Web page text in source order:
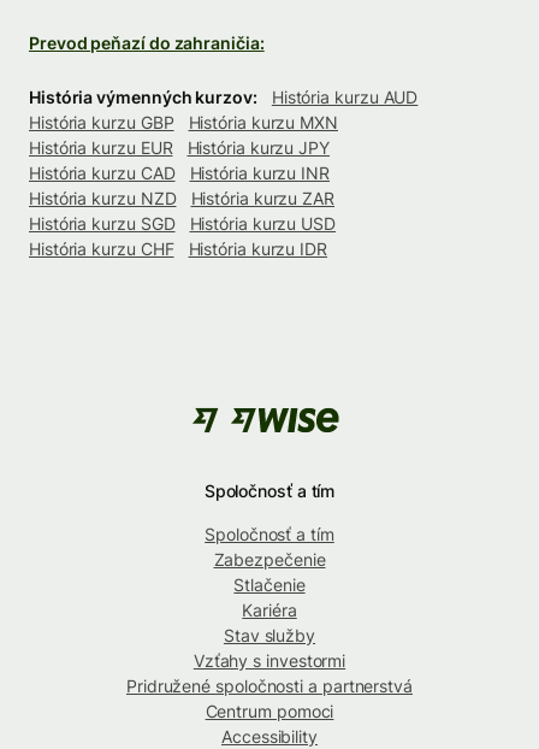
Prevod peňazí do zahraničia:
História výmenných kurzov:
História kurzu AUD
História kurzu GBP
História kurzu MXN
História kurzu EUR
História kurzu JPY
História kurzu CAD
História kurzu INR
História kurzu NZD
História kurzu ZAR
História kurzu SGD
História kurzu USD
História kurzu CHF
História kurzu IDR
Spoločnosť a tím
Spoločnosť a tím
Zabezpečenie
Stlačenie
Kariéra
Stav služby
Vzťahy s investormi
Pridružené spoločnosti a partnerstvá
Centrum pomoci
Accessibility